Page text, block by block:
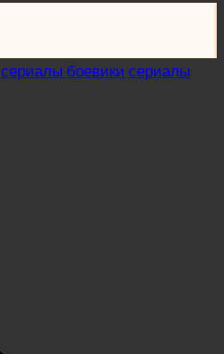
сериалы боевики сериалы